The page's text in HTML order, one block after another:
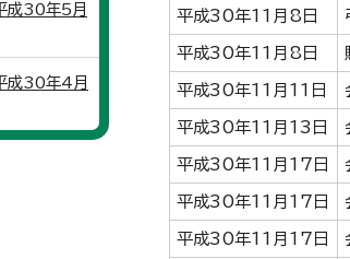
平成30年11月8日
平成30年11月8日
平成30年11月11日
平成30年11月13日
平成30年11月17日
平成30年11月17日
平成30年11月17日
成30年5月
成30年4月